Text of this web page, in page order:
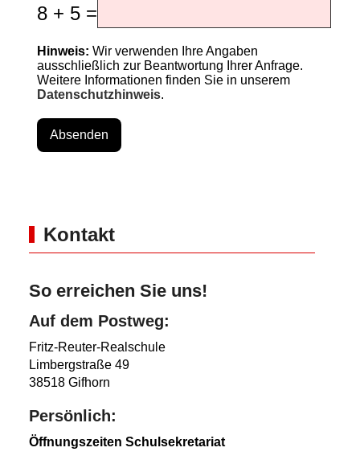
8 + 5 =
Hinweis: Wir verwenden Ihre Angaben
ausschließlich zur Beantwortung Ihrer Anfrage.
Weitere Informationen finden Sie in unserem
Datenschutzhinweis.
Absenden
Kontakt
So erreichen Sie uns!
Auf dem Postweg:
Fritz-Reuter-Realschule
Limbergstraße 49
38518 Gifhorn
Persönlich:
Öffnungszeiten Schulsekretariat